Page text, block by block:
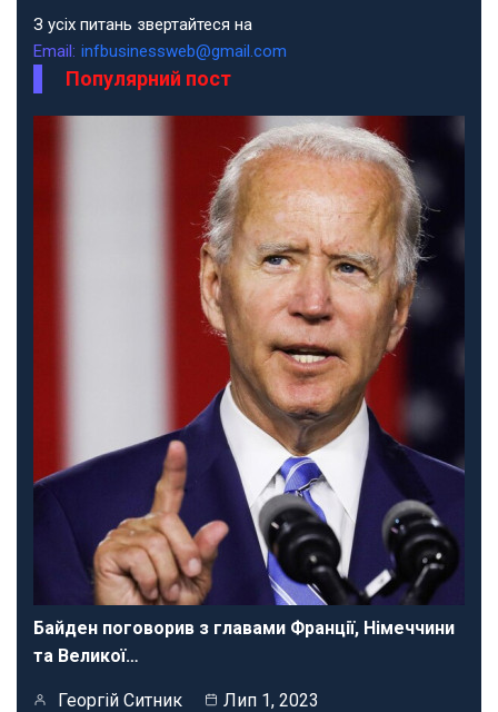
З усіх питань звертайтеся на
Email: infbusinessweb@gmail.com
Популярний пост
Байден поговорив з главами Франції, Німеччини
та Великої…
Георгій Ситник Лип 1, 2023